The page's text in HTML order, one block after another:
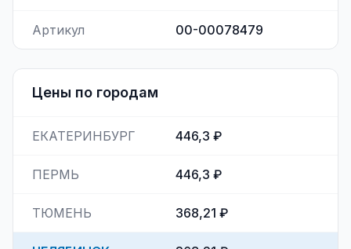
Артикул 00-00078479
Цены по городам
ЕКАТЕРИНБУРГ 446,3 ₽
ПЕРМЬ 446,3 ₽
ТЮМЕНЬ 368,21 ₽